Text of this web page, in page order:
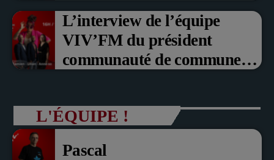
L’interview de l’équipe
VIV’FM du président
communauté de communes
président com de com
L'ÉQUIPE !
Pascal